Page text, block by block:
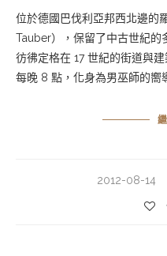
位於德國巴伐利亞邦西北邊的
Tauber）
，保留了中古世紀的
彷彿定格在 17 世紀的街道與
每晚 8 點，化身為男巫師的嚮
2012-08-14